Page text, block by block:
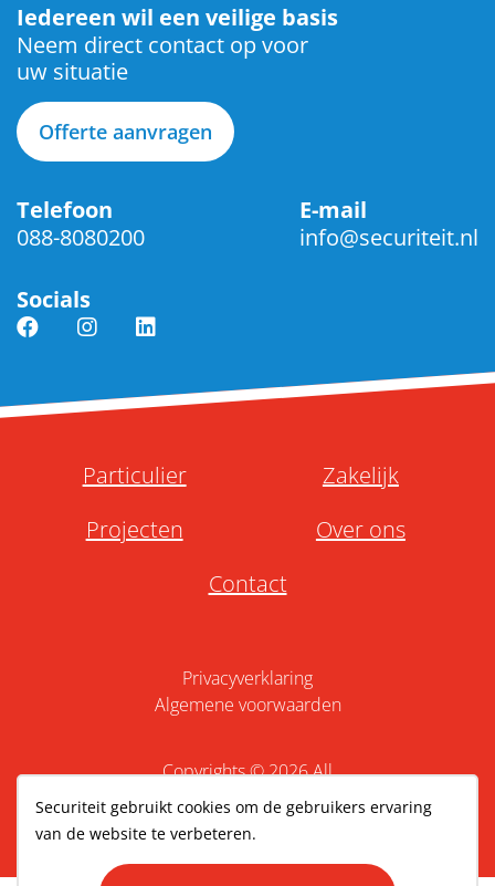
Iedereen wil een veilige basis
Neem direct contact op voor
uw situatie
Offerte aanvragen
Telefoon
088-8080200
E-mail
info@securiteit.nl
Socials
Particulier
Zakelijk
Projecten
Over ons
Contact
Privacyverklaring
Algemene voorwaarden
Copyrights © 2026 All
Rights Reserved by
Securiteit
Website gemaak door
WebSentiment
Securiteit gebruikt cookies om de gebruikers ervaring
van de website te verbeteren.